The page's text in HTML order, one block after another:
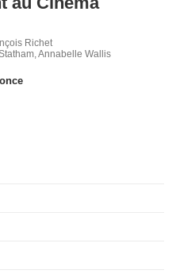
Richet
Annabelle Wallis